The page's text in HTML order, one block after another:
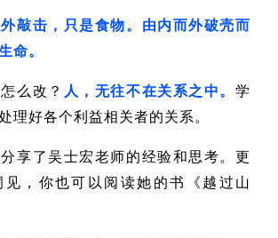
敲击，只是食物。由内而外破壳而
命。
么改？ 人，无往不在关系之中。学
理好各个利益相关者的关系。
享了吴士宏老师的经验和思考。更
见，你也可以阅读她的书《越过山